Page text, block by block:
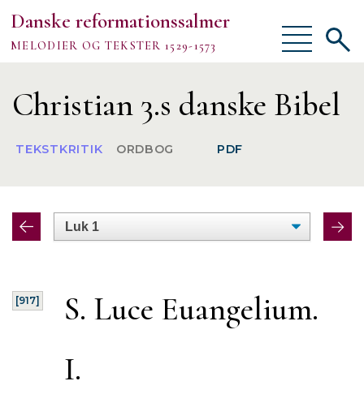
Danske reformationssalmer
MELODIER OG TEKSTER 1529-1573
Vis/skjul
menu
Om
TEKSTER
MELODIER
Vis/
Christian 3.s danske Bibel
TEKSTKRITIK ORDBOG PDF
[917]
S. Luce Euangelium.
I.